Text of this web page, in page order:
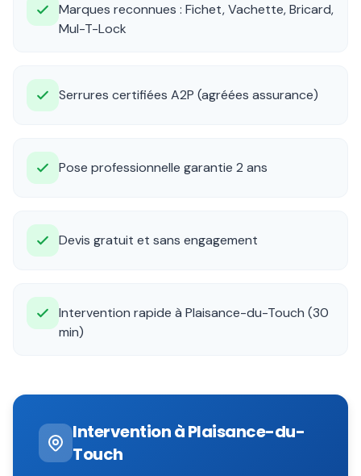
Marques reconnues : Fichet, Vachette, Bricard,
Mul-T-Lock
Serrures certifiées A2P (agréées assurance)
Pose professionnelle garantie 2 ans
Devis gratuit et sans engagement
Intervention rapide à Plaisance-du-Touch (30
min)
Intervention àPlaisance-du-
Touch